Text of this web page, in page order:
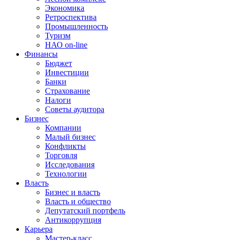
Экономика
Ретроспектива
Промышленность
Туризм
НАО on-line
Финансы
Бюджет
Инвестиции
Банки
Страхование
Налоги
Советы аудитора
Бизнес
Компании
Малый бизнес
Конфликты
Торговля
Исследования
Технологии
Власть
Бизнес и власть
Власть и общество
Депутатский портфель
Антикоррупция
Карьера
Мастер-класс